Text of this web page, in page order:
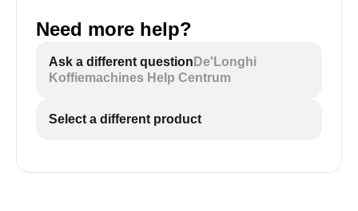
Need more help?
Ask a different question De'Longhi
Koffiemachines Help Centrum
Select a different product